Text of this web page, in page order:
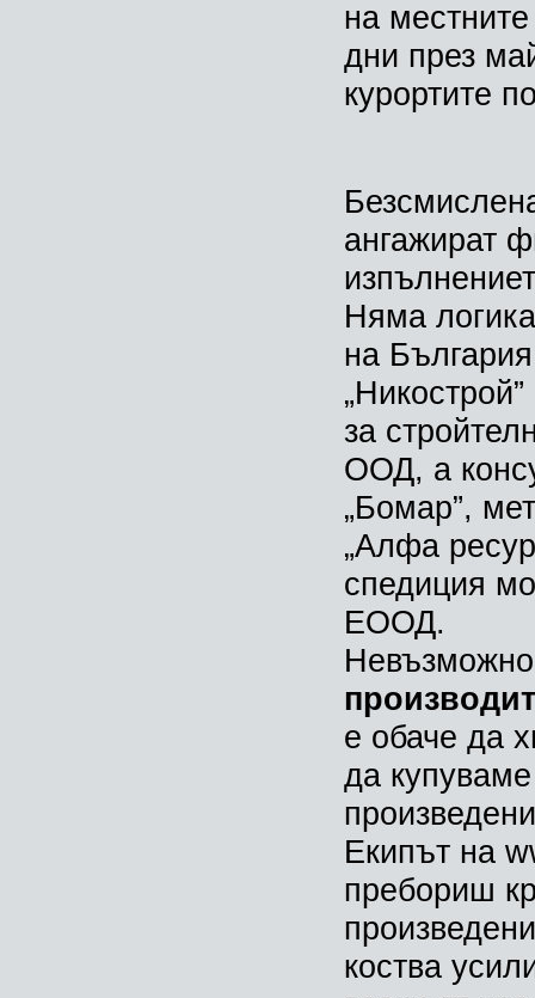
на
дни през
курортите
ангажират
Няма
на
за
ООД, а
„Бомар”,
„Алфа
спедиция
ЕООД.
е обаче да
да
Екипът на
пребориш
коства